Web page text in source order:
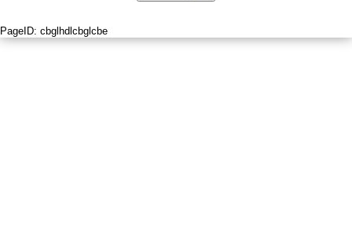
PageID: cbglhdlcbglcbe